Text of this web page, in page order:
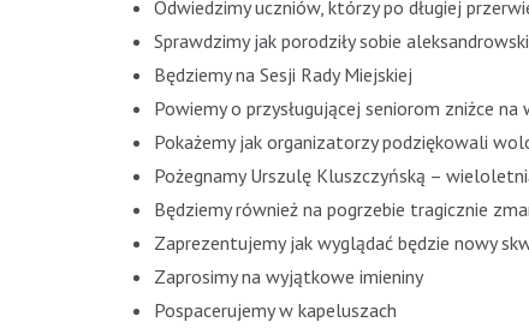
Odwiedzimy uczniów, którzy po długiej
Sprawdzimy jak porodziły sobie
Będziemy na Sesji Rady Miejskiej
Powiemy o przysługującej seniorom zniżce na
Pokażemy jak organizatorzy podziękowali
Pożegnamy Urszulę Kluszczyńską –
Będziemy również na pogrzebie tragicznie
Zaprezentujemy jak wyglądać będzie nowy
Zaprosimy na wyjątkowe imieniny
Pospacerujemy w kapeluszach